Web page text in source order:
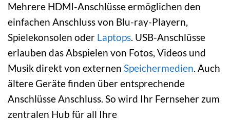
Mehrere HDMI-Anschlüsse ermöglichen den
einfachen Anschluss von Blu-ray-Playern,
Spielekonsolen oder Laptops. USB-Anschlüsse
erlauben das Abspielen von Fotos, Videos und
Musik direkt von externen Speichermedien. Auch
ältere Geräte finden über entsprechende
Anschlüsse Anschluss. So wird Ihr Fernseher zum
zentralen Hub für all Ihre